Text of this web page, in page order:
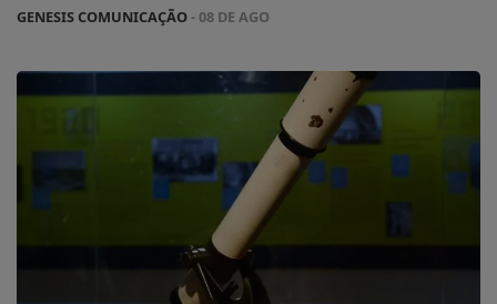
GENESIS COMUNICAÇÃO- 08 DE AGO